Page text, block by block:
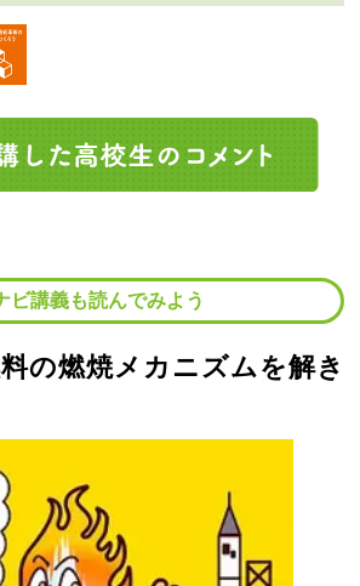
ビ講義も読んでみよう
の燃焼メカニズムを解き